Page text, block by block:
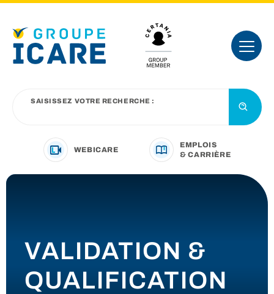
SAISISSEZ VOTRE RECHERCHE :
WEBICARE
EMPLOIS
& CARRIÈRE
VALIDATION &
QUALIFICATION